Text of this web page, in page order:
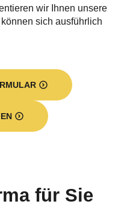
wir Ihnen unsere
sich ausführlich
für Sie